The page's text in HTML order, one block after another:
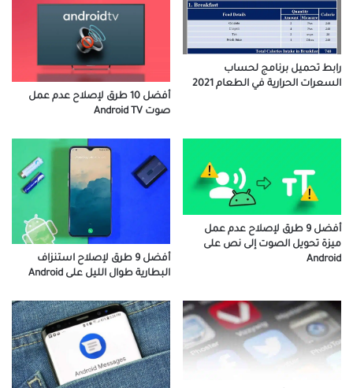
رابط تحميل برنامج لحساب
السعرات الحرارية في الطعام 2021
أفضل 10 طرق لإصلاح عدم عمل
صوت Android TV
أفضل 9 طرق لإصلاح عدم عمل
ميزة تحويل الصوت إلى نص على
Android
أفضل 9 طرق لإصلاح استنزاف
البطارية طوال الليل على Android